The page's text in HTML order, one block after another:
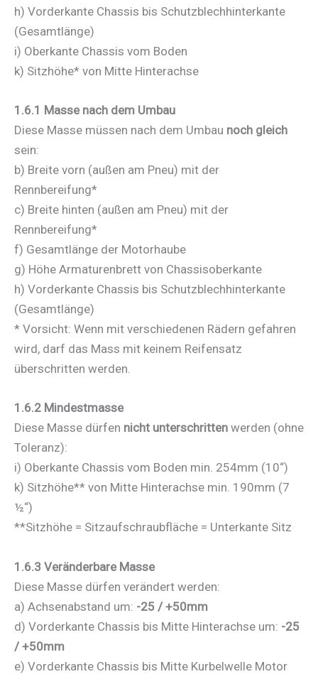
h) Vorderkante Chassis bis Schutzblechhinterkante
(Gesamtlänge)
i) Oberkante Chassis vom Boden
k) Sitzhöhe* von Mitte Hinterachse
1.6.1 Masse nach dem Umbau
Diese Masse müssen nach dem Umbau noch gleich
sein:
b) Breite vorn (außen am Pneu) mit der
Rennbereifung*
c) Breite hinten (außen am Pneu) mit der
Rennbereifung*
f) Gesamtlänge der Motorhaube
g) Höhe Armaturenbrett von Chassisoberkante
h) Vorderkante Chassis bis Schutzblechhinterkante
(Gesamtlänge)
* Vorsicht: Wenn mit verschiedenen Rädern gefahren
wird, darf das Mass mit keinem Reifensatz
überschritten werden.
1.6.2 Mindestmasse
Diese Masse dürfen nicht unterschritten werden (ohne
Toleranz):
i) Oberkante Chassis vom Boden min. 254mm (10“)
k) Sitzhöhe** von Mitte Hinterachse min. 190mm (7
½“)
**Sitzhöhe = Sitzaufschraubfläche = Unterkante Sitz
1.6.3 Veränderbare Masse
Diese Masse dürfen verändert werden:
a) Achsenabstand um: -25 / +50mm
d) Vorderkante Chassis bis Mitte Hinterachse um: -25
/ +50mm
e) Vorderkante Chassis bis Mitte Kurbelwelle Motor